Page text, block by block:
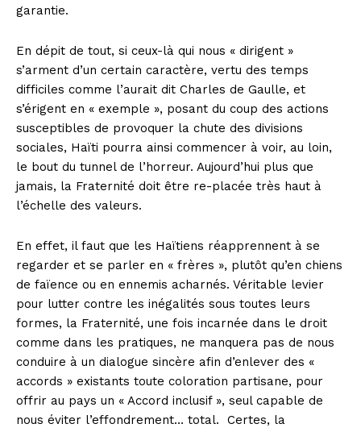
garantie.
En dépit de tout, si ceux-là qui nous « dirigent »
s’arment d’un certain caractère, vertu des temps
difficiles comme l’aurait dit Charles de Gaulle, et
s’érigent en « exemple », posant du coup des actions
susceptibles de provoquer la chute des divisions
sociales, Haïti pourra ainsi commencer à voir, au loin,
le bout du tunnel de l’horreur. Aujourd’hui plus que
jamais, la Fraternité doit être re-placée très haut à
l’échelle des valeurs.
En effet, il faut que les Haïtiens réapprennent à se
regarder et se parler en « frères », plutôt qu’en chiens
de faïence ou en ennemis acharnés. Véritable levier
pour lutter contre les inégalités sous toutes leurs
formes, la Fraternité, une fois incarnée dans le droit
comme dans les pratiques, ne manquera pas de nous
conduire à un dialogue sincère afin d’enlever des «
accords » existants toute coloration partisane, pour
offrir au pays un « Accord inclusif », seul capable de
nous éviter l’effondrement… total.
Certes, la